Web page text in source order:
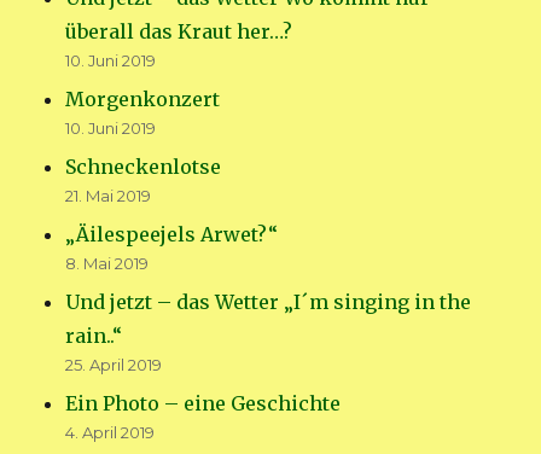
überall das Kraut her…?
10. Juni 2019
Morgenkonzert
10. Juni 2019
Schneckenlotse
21. Mai 2019
„Äilespeejels Arwet?“
8. Mai 2019
Und jetzt – das Wetter „I´m singing in the
rain..“
25. April 2019
Ein Photo – eine Geschichte
4. April 2019